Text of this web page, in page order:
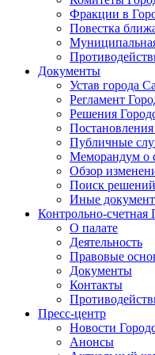
Фракции в
Повестка
Документы
Устав города
Регламент
Решения
Публичные
Меморандум о
Обзор
Поиск
Иные
Контрольно-счетная
О палате
Деятельность
Правовые
Документы
Контакты
Пресс-центр
Новости
Анонсы